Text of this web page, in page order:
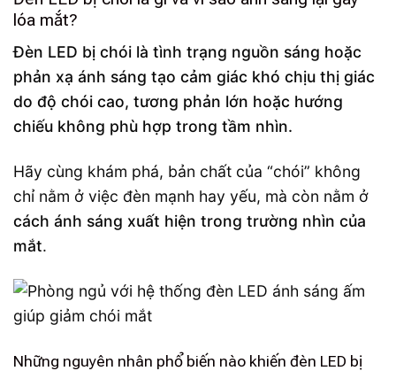
lóa mắt?
Đèn LED bị chói là tình trạng nguồn sáng hoặc
phản xạ ánh sáng tạo cảm giác khó chịu thị giác
do độ chói cao, tương phản lớn hoặc hướng
chiếu không phù hợp trong tầm nhìn.
Hãy cùng khám phá, bản chất của “chói” không
chỉ nằm ở việc đèn mạnh hay yếu, mà còn nằm ở
cách ánh sáng xuất hiện trong trường nhìn của
mắt.
Những nguyên nhân phổ biến nào khiến đèn LED bị